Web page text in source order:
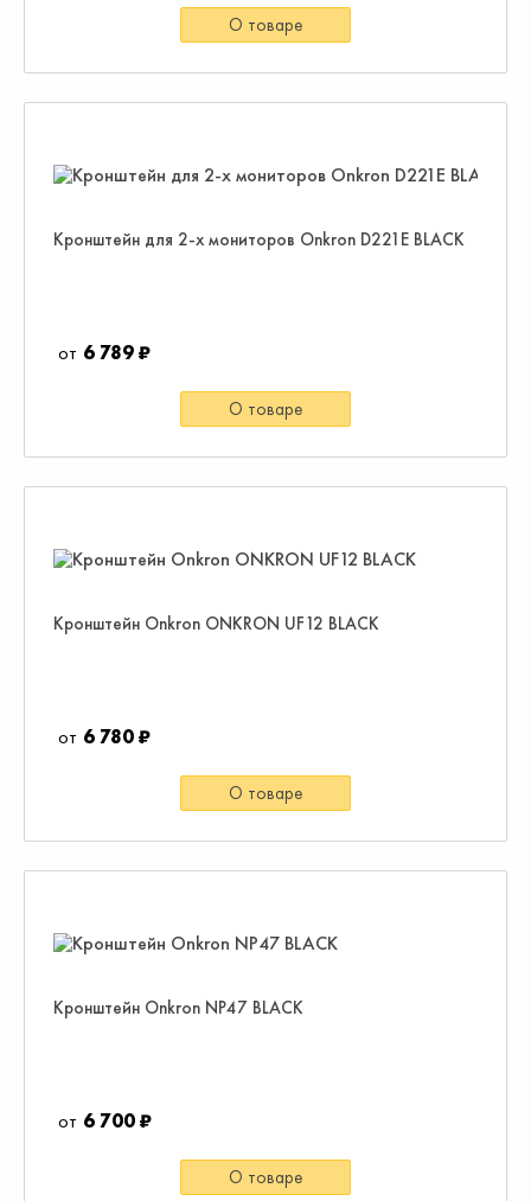
О товаре
Кронштейн для 2-х мониторов Onkron D221E BLACK
6 789 ₽
О товаре
Кронштейн Onkron ONKRON UF12 BLACK
6 780 ₽
О товаре
Кронштейн Onkron NP47 BLACK
6 700 ₽
О товаре